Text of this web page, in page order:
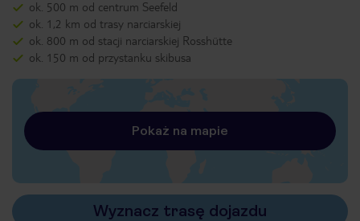
ok. 500 m od centrum Seefeld
ok. 1,2 km od trasy narciarskiej
ok. 800 m od stacji narciarskiej Rosshütte
ok. 150 m od przystanku skibusa
Pokaż na mapie
Wyznacz trasę dojazdu